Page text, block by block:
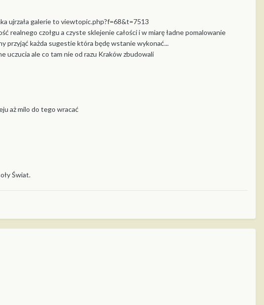
ujrzała galerie to viewtopic.php?f=68&t=7513
realnego czołgu a czyste sklejenie całości i w miarę ładne pomalowanie
przyjąć każda sugestie która będę wstanie wykonać...
uczucia ale co tam nie od razu Kraków zbudowali
aż milo do tego wracać
Świat.